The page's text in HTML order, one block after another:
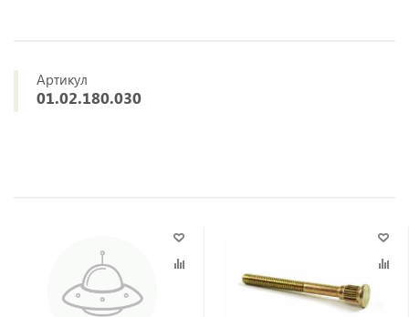
Артикул
01.02.180.030